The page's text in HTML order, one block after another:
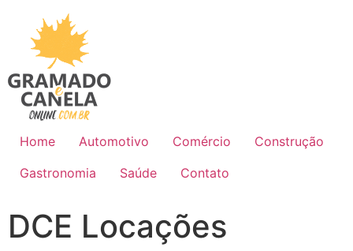
Home Automotivo Comércio
Construção
Gastronomia
Saúde Contato
DCE Locações